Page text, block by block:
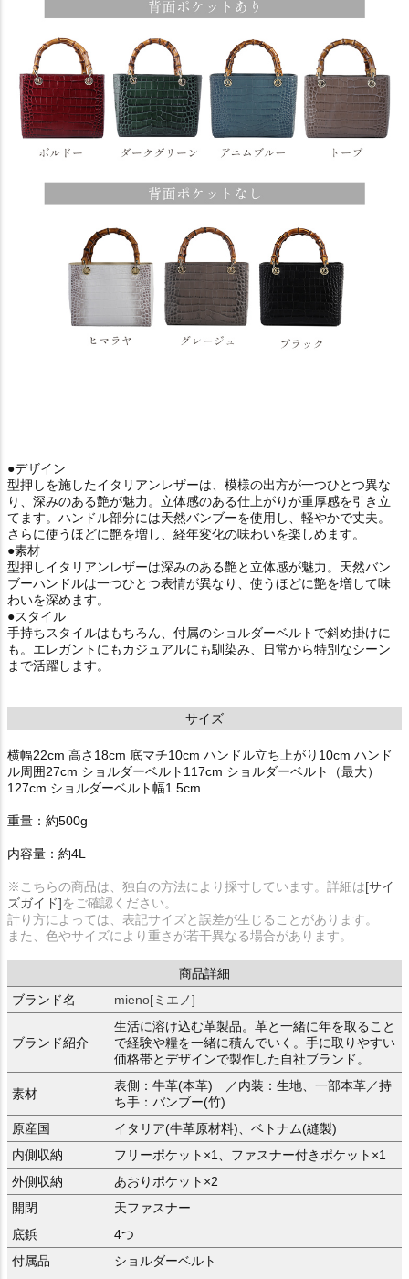
●デザイン
型押しを施したイタリアンレザーは、模様の出方が一つひとつ異な
り、深みのある艶が魅力。立体感のある仕上がりが重厚感を引き立
てます。ハンドル部分には天然バンブーを使用し、軽やかで丈夫。
さらに使うほどに艶を増し、経年変化の味わいを楽しめます。
●素材
型押しイタリアンレザーは深みのある艶と立体感が魅力。天然バン
ブーハンドルは一つひとつ表情が異なり、使うほどに艶を増して味
わいを深めます。
●スタイル
手持ちスタイルはもちろん、付属のショルダーベルトで斜め掛けに
も。エレガントにもカジュアルにも馴染み、日常から特別なシーン
まで活躍します。
サイズ
横幅22cm 高さ18cm 底マチ10cm ハンドル立ち上がり10cm ハンド
ル周囲27cm ショルダーベルト117cm ショルダーベルト（最大）
127cm ショルダーベルト幅1.5cm
重量：約500g
内容量：約4L
※こちらの商品は、独自の方法により採寸しています。詳細は[サイ
ズガイド]をご確認ください。
計り方によっては、表記サイズと誤差が生じることがあります。
また、色やサイズにより重さが若干異なる場合があります。
商品詳細
ブランド名
mieno[ミエノ]
ブランド紹介
生活に溶け込む革製品。革と一緒に年を取ること
で経験や糧を一緒に積んでいく。手に取りやすい
価格帯とデザインで製作した自社ブランド。
素材
表側：牛革(本革) ／内装：生地、一部本革／持
ち手：バンブー(竹)
原産国
イタリア(牛革原材料)、ベトナム(縫製)
内側収納
フリーポケット×1、ファスナー付きポケット×1
外側収納
あおりポケット×2
開閉
天ファスナー
底鋲
4つ
付属品
ショルダーベルト